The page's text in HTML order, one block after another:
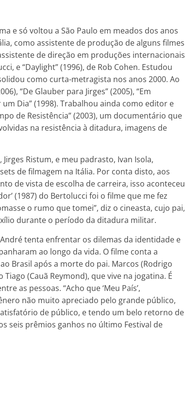
e só voltou a São Paulo em meados dos anos
como assistente de produção de alguns filmes
de direção em produções internacionais
e “Daylight” (1996), de Rob Cohen. Estudou
como curta-metragista nos anos 2000. Ao
“De Glauber para Jirges” (2005), “Em
um Dia” (1998). Trabalhou ainda como editor e
de Resistência” (2003), um documentário que
na resistência à ditadura, imagens de
Ristum, e meu padrasto, Ivan Isola,
de filmagem na Itália. Por conta disto, aos
de vista de escolha de carreira, isso aconteceu
(1987) do Bertolucci foi o filme que me fez
o rumo que tomei”, diz o cineasta, cujo pai,
durante o período da ditadura militar.
tenta enfrentar os dilemas da identidade e
ao longo da vida. O filme conta a
Brasil após a morte do pai. Marcos (Rodrigo
(Cauã Reymond), que vive na jogatina. É
as pessoas. “Acho que ‘Meu País’,
não muito apreciado pelo grande público,
de público, e tendo um belo retorno de
seis prêmios ganhos no último Festival de